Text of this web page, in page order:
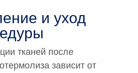
и уход
тканей после
зависит от